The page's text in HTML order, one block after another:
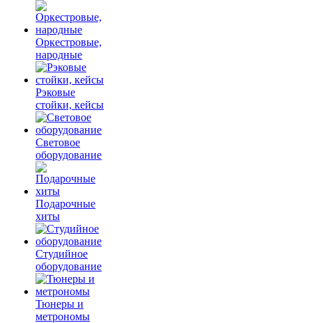
Оркестровые,
народные
Рэковые
стойки, кейсы
Световое
оборудование
Подарочные
хиты
Студийное
оборудование
Тюнеры и
метрономы